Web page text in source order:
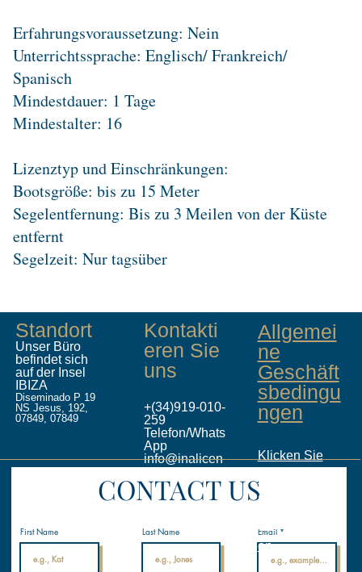
Erfahrungsvoraussetzung: Nein
Unterrichtssprache: Englisch/ Frankreich/
Spanisch
Mindestdauer: 1 Tage
Mindestalter: 16
Lizenztyp und Einschränkungen:
Bootsgröße: bis zu 15 Meter
Segelentfernung: Bis zu 3 Meilen von der Küste
entfernt
Segelzeit: Nur tagsüber
Kontakti
eren Sie
uns
+(34)919-010-
259
Telefon/Whats
App
info@inalicen
ses.com
Internationale
Nautische
Standort
Unser Büro
befindet sich
auf der Insel
IBIZA
Diseminado P 19
NS Jesus, 192,
07849, 07849
CONTACT US
First Name Last Name Email
Allgemei
ne
Geschäft
sbedingu
ngen
Klicken Sie
hier, um das
PDF
en